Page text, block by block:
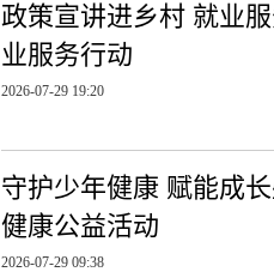
政策宣讲进乡村 就业
业服务行动
2026-07-29 19:20
守护少年健康 赋能成
健康公益活动
2026-07-29 09:38